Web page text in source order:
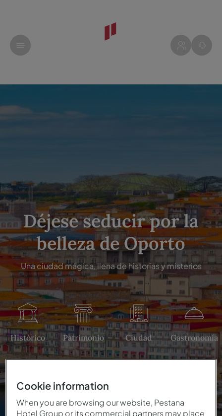
Déjese seducir por la
belleza de Oporto
Una ciudad mágica, llena de historias y misterios
Histórico Patrimonio Ciudad Gastronomía
Cookie information
When you are browsing our website, Pestana
Hotel Group or its commercial partners may place